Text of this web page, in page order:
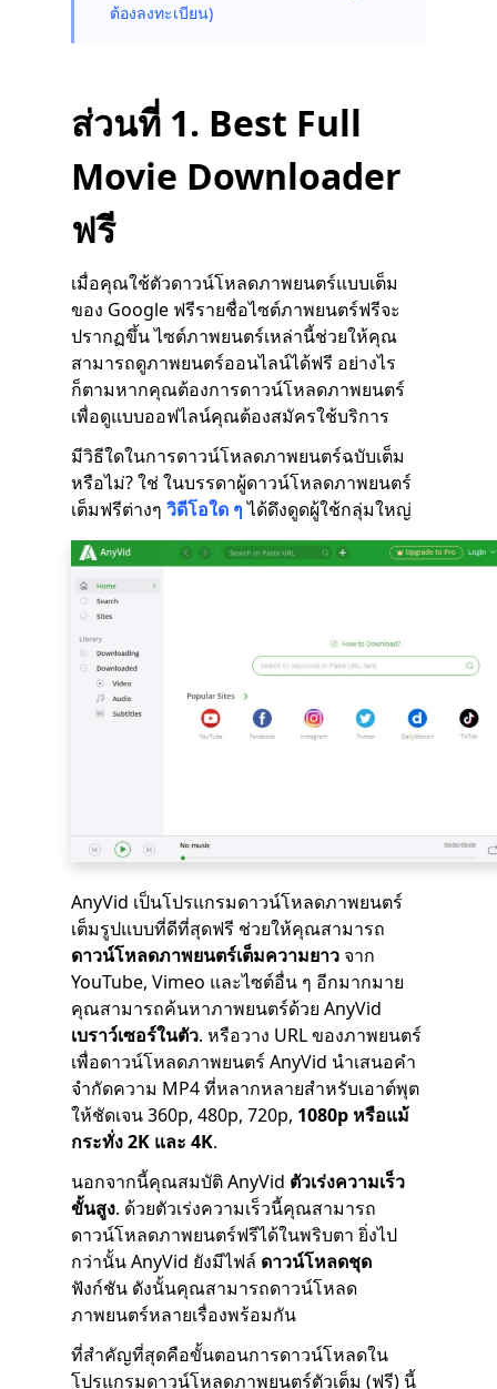
ต้องลงทะเบียน)
ส่วนที่ 1. Best Full
Movie Downloader
ฟรี
เมื่อคุณใช้ตัวดาวน์โหลดภาพยนตร์แบบเต็ม
ของ Google ฟรีรายชื่อไซต์ภาพยนตร์ฟรีจะ
ปรากฏขึ้น ไซต์ภาพยนตร์เหล่านี้ช่วยให้คุณ
สามารถดูภาพยนตร์ออนไลน์ได้ฟรี อย่างไร
ก็ตามหากคุณต้องการดาวน์โหลดภาพยนตร์
เพื่อดูแบบออฟไลน์คุณต้องสมัครใช้บริการ
มีวิธีใดในการดาวน์โหลดภาพยนตร์ฉบับเต็ม
หรือไม่? ใช่ ในบรรดาผู้ดาวน์โหลดภาพยนตร์
เต็มฟรีต่างๆ วิดีโอใด ๆ ได้ดึงดูดผู้ใช้กลุ่มใหญ่
AnyVid เป็นโปรแกรมดาวน์โหลดภาพยนตร์
เต็มรูปแบบที่ดีที่สุดฟรี ช่วยให้คุณสามารถ
ดาวน์โหลดภาพยนตร์เต็มความยาว จาก
YouTube, Vimeo และไซต์อื่น ๆ อีกมากมาย
คุณสามารถค้นหาภาพยนตร์ด้วย AnyVid
เบราว์เซอร์ในตัว. หรือวาง URL ของภาพยนตร์
เพื่อดาวน์โหลดภาพยนตร์ AnyVid นำเสนอคำ
จำกัดความ MP4 ที่หลากหลายสำหรับเอาต์พุต
ให้ชัดเจน 360p, 480p, 720p, 1080p หรือแม้
กระทั่ง 2K และ 4K.
นอกจากนี้คุณสมบัติ AnyVid ตัวเร่งความเร็ว
ขั้นสูง. ด้วยตัวเร่งความเร็วนี้คุณสามารถ
ดาวน์โหลดภาพยนตร์ฟรีได้ในพริบตา ยิ่งไป
กว่านั้น AnyVid ยังมีไฟล์ ดาวน์โหลดชุด
ฟังก์ชัน ดังนั้นคุณสามารถดาวน์โหลด
ภาพยนตร์หลายเรื่องพร้อมกัน
ที่สำคัญที่สุดคือขั้นตอนการดาวน์โหลดใน
โปรแกรมดาวน์โหลดภาพยนตร์ตัวเต็ม (ฟรี) นี้